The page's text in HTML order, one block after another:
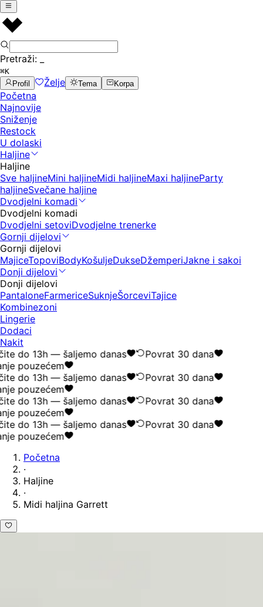
Pretraži:
⌘K
Profil
Želje Tema Korpa
Početna
Najnovije
Sniženje
Restock
U dolaski
Haljine
Haljine
Sve haljineMini haljineMidi haljineMaxi haljineParty
haljineSvečane haljine
Dvodjelni komadi
Dvodjelni komadi
Dvodjelni setoviDvodjelne trenerke
Gornji dijelovi
Gornji dijelovi
MajiceTopoviBodyKošuljeDukseDžemperiJakne i sakoi
Donji dijelovi
Donji dijelovi
PantaloneFarmericeSuknjeŠorceviTajice
Kombinezoni
Lingerie
Dodaci
Nakit
do 13h — šaljemo danas
Povrat 30 dana
pouzećem
do 13h — šaljemo danas
Povrat 30 dana
pouzećem
do 13h — šaljemo danas
Povrat 30 dana
pouzećem
do 13h — šaljemo danas
Povrat 30 dana
pouzećem
Početna
·
Haljine
·
Midi haljina Garrett